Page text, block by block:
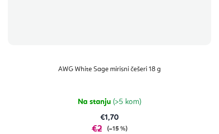
AWG White Sage mirisni češeri 18 g
Na stanju (>5 kom)
€1,70
€2 (–15 %)